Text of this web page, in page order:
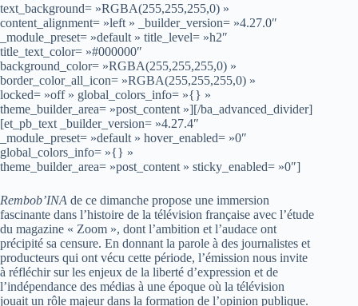
text_background= »RGBA(255,255,255,0) »
content_alignment= »left » _builder_version= »4.27.0″
_module_preset= »default » title_level= »h2″
title_text_color= »#000000″
background_color= »RGBA(255,255,255,0) »
border_color_all_icon= »RGBA(255,255,255,0) »
locked= »off » global_colors_info= »{} »
theme_builder_area= »post_content »][/ba_advanced_divider]
[et_pb_text _builder_version= »4.27.4″
_module_preset= »default » hover_enabled= »0″
global_colors_info= »{} »
theme_builder_area= »post_content » sticky_enabled= »0″]
Rembob’INA de ce dimanche propose une immersion
fascinante dans l’histoire de la télévision française avec l’étude
du magazine « Zoom », dont l’ambition et l’audace ont
précipité sa censure. En donnant la parole à des journalistes et
producteurs qui ont vécu cette période, l’émission nous invite
à réfléchir sur les enjeux de la liberté d’expression et de
l’indépendance des médias à une époque où la télévision
jouait un rôle majeur dans la formation de l’opinion publique.